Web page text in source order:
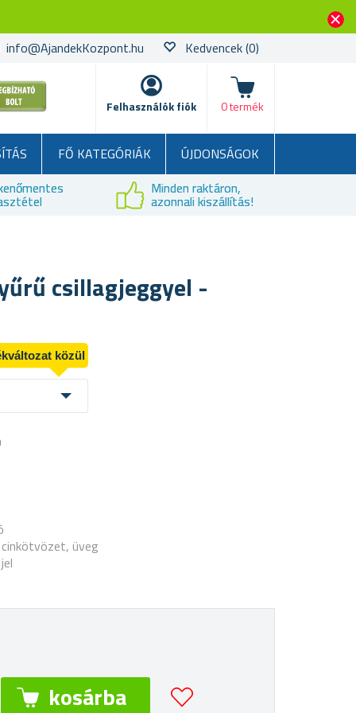
info@AjandekKozpont.hu Kedvencek(0)
Felhasználók fiók
kosár
0 termék
FŐ KATEGÓRIÁK
ÚJDONSÁGOK
Minden raktáron,
azonnali kiszállítás!
csillagjeggyel -
közül
üveg